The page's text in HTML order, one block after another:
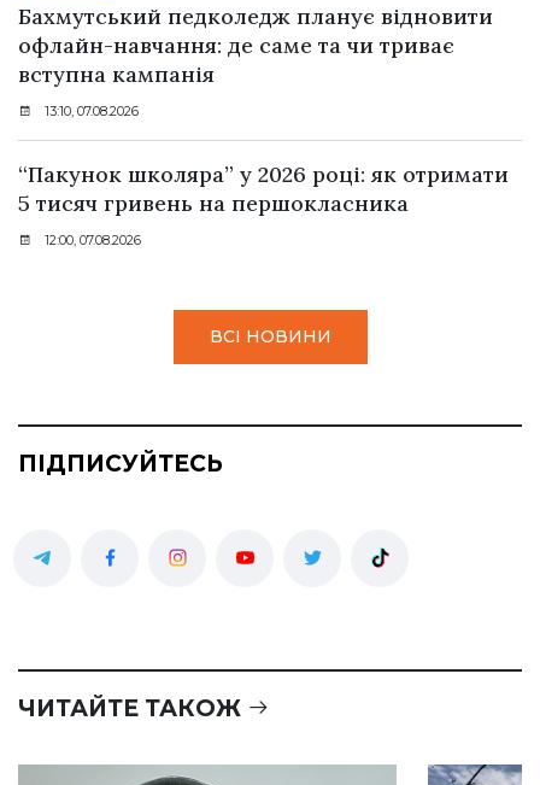
Бахмутський педколедж планує відновити
офлайн-навчання: де саме та чи триває
вступна кампанія
13:10, 07.08.2026
“Пакунок школяра” у 2026 році: як отримати
5 тисяч гривень на першокласника
12:00, 07.08.2026
ВСІ НОВИНИ
ПІДПИСУЙТЕСЬ
ЧИТАЙТЕ ТАКОЖ